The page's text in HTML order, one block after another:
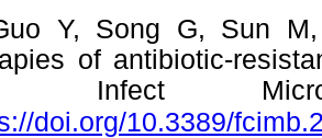
Y, Song G, Sun
of antibiotic-
Infect
doi.org/10.3389/